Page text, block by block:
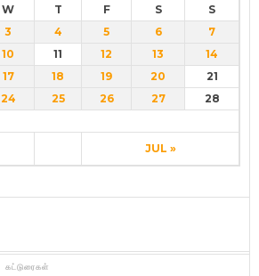
W T F S S
JUL »
3 4 5 6
7
10 11 12 13
14
17 18 19 20
21
24 25 26 27
28
கட்டுரைகள்